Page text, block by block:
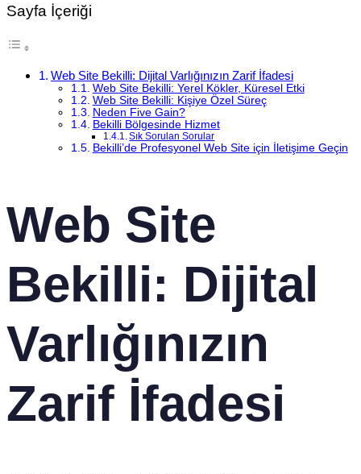
Sayfa İçeriği
Web Site Bekilli: Dijital Varlığınızın Zarif İfadesi
Web Site Bekilli: Yerel Kökler, Küresel Etki
Web Site Bekilli: Kişiye Özel Süreç
Neden Five Gain?
Bekilli Bölgesinde Hizmet
Sık Sorulan Sorular
Bekilli’de Profesyonel Web Site için İletişime Geçin
Web Site
Bekilli: Dijital
Varlığınızın
Zarif İfadesi